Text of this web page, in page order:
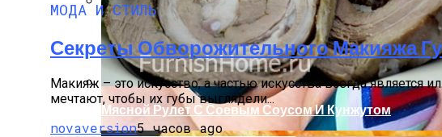
Летний Маникюр В Пляжном Стиле
Мясной Рулет С Соевым Соусом И Кунжутом
МОДА И СТИЛЬ
Секреты Обворожительного Макияжа
Макияж – это искусство, а частью искусства всегда
мечтают, чтобы их губы выглядели...
novaversion5 часов ago